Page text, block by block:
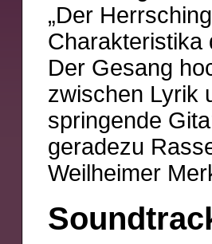
„Der
Charakteristika
Der Gesang
zwischen Lyrik
springende
geradezu
Weilheimer